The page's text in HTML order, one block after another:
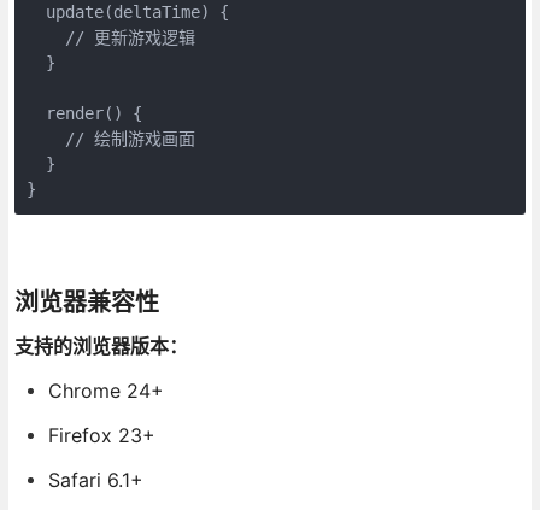
  update(deltaTime) {
    // 更新游戏逻辑
  }
  render() {
    // 绘制游戏画面
  }
}
浏览器兼容性
支持的浏览器版本：
Chrome 24+
Firefox 23+
Safari 6.1+